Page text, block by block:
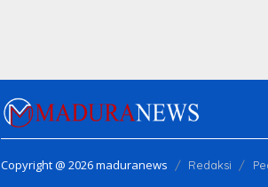
Copyright @ 2026 maduranews Redaksi